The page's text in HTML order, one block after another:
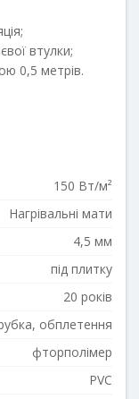
втулки;
0,5 метрів.
150 Вт/м²
Нагрівальні мати
4,5 мм
під плитку
20 років
обплетення
фторполімер
PVC